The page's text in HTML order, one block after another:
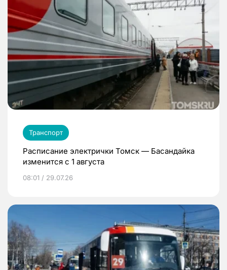
Транспорт
Расписание электрички Томск — Басандайка
изменится с 1 августа
08:01 / 29.07.26